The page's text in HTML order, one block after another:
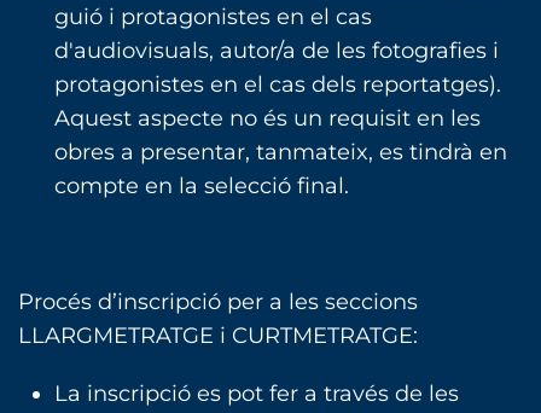
guió i protagonistes en el cas
d'audiovisuals, autor/a de les fotografies i
protagonistes en el cas dels reportatges).
Aquest aspecte no és un requisit en les
obres a presentar, tanmateix, es tindrà en
compte en la selecció final.
Procés d’inscripció per a les seccions
LLARGMETRATGE i CURTMETRATGE:
La inscripció es pot fer a través de les